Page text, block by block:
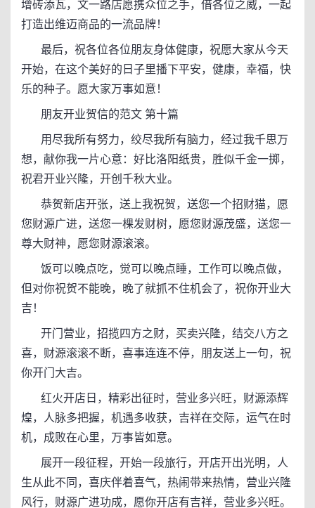
增砖添瓦，文一路店愿携众位之手，借各位之威，一起
打造出维迈商品的一流品牌！
最后，祝各位各位朋友身体健康，祝愿大家从今天
开始，在这个美好的日子里播下平安，健康，幸福，快
乐的种子。愿大家万事如意！
朋友开业贺信的范文 第十篇
用尽我所有努力，绞尽我所有脑力，经过我千思万
想，献你我一片心意：好比洛阳纸贵，胜似千金一掷，
祝君开业兴隆，开创千秋大业。
恭贺新店开张，送上我祝贺，送您一个招财猫，愿
您财源广进，送您一棵发财树，愿您财源茂盛，送您一
尊大财神，愿您财源滚滚。
饭可以晚点吃，觉可以晚点睡，工作可以晚点做，
但对你祝贺不能晚，晚了就抓不住机会了，祝你开业大
吉！
开门营业，招揽四方之财，买卖兴隆，结交八方之
喜，财源滚滚不断，喜事连连不停，朋友送上一句，祝
你开门大吉。
红火开店日，精彩出征时，营业多兴旺，财源添辉
煌，人脉多把握，机遇多收获，吉祥在交际，运气在时
机，成败在心里，万事皆如意。
展开一段征程，开始一段旅行，开店开出光明，人
生从此不同，喜庆伴着喜气，热闹带来热情，营业兴隆
风行，财源广进功成，愿你开店有吉祥，营业多兴旺。